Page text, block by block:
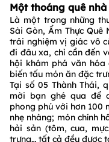
Một thoáng quê
Là một trong những
Sài Gòn, Ẩm Thực Quê
trải nghiệm vị giác vô
đi đâu xa, chỉ cần đến
hội khám phá văn hóa
biến tấu món ăn đặc
Tại số 05 Thành Thái,
mời bạn ghé qua để
phong phú với hơn 100
nhẹ nhàng; món chính
hải sản (tôm, cua,
trưng… tất cả đều được